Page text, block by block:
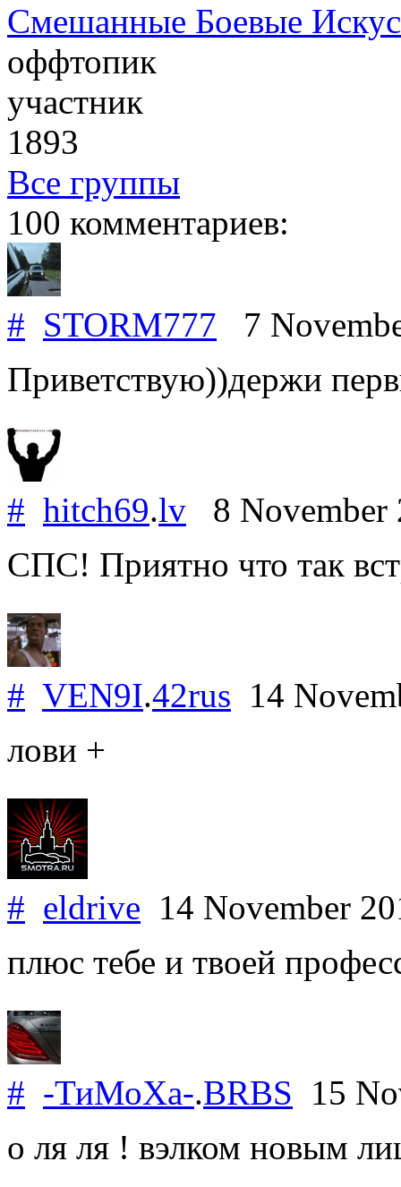
Смешанные Боевые
оффтопик
участник
1893
Все группы
100 комментариев:
# STORM777 7
Приветствую))держи
# hitch69.lv 8 November
СПС! Приятно что так
# VEN9I.42rus 14
лови +
# eldrive 14 November
плюс тебе и твоей
# -ТиМоХа-.BRBS 15
о ля ля ! вэлком новым